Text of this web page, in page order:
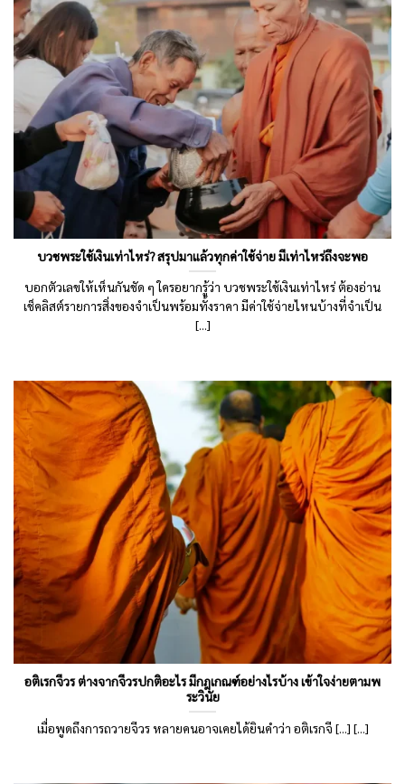
บวชพระใช้เงินเท่าไหร่? สรุปมาแล้วทุกค่าใช้จ่าย มีเท่าไหร่ถึงจะพอ
บอกตัวเลขให้เห็นกันชัด ๆ ใครอยากรู้ว่า บวชพระใช้เงินเท่าไหร่ ต้องอ่าน
เช็คลิสต์รายการสิ่งของจำเป็นพร้อมทั้งราคา มีค่าใช้จ่ายไหนบ้างที่จำเป็น
[...]
อติเรกจีวร ต่างจากจีวรปกติอะไร มีกฎเกณฑ์อย่างไรบ้าง เข้าใจง่ายตามพ
ระวินัย
เมื่อพูดถึงการถวายจีวร หลายคนอาจเคยได้ยินคำว่า อติเรกจี [...] [...]